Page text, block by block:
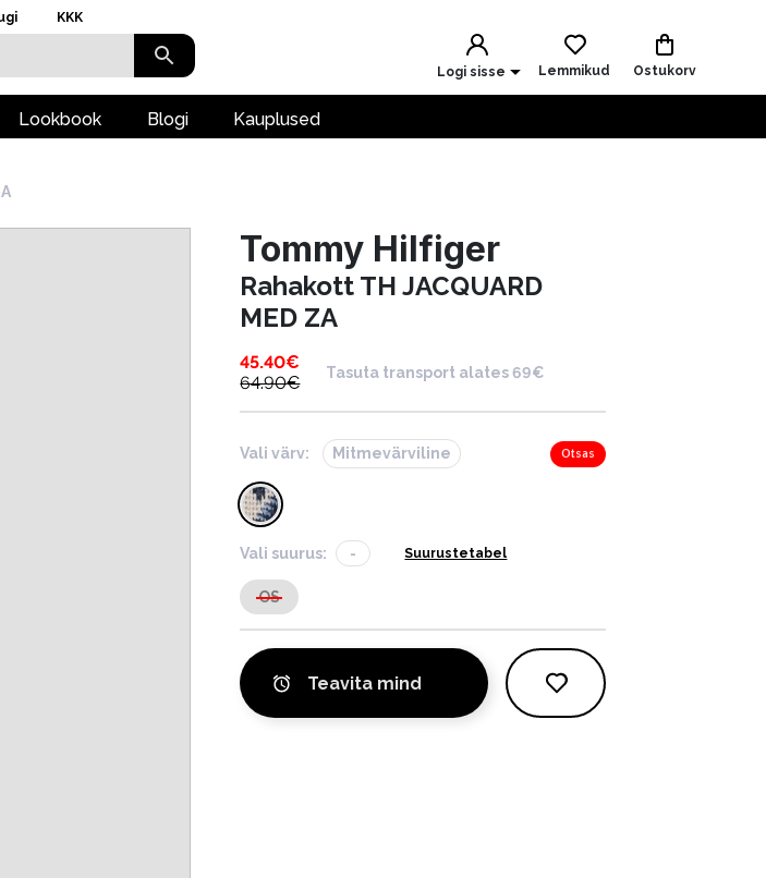
KKK
Logi sisse Lemmikud Ostukorv
Lookbook Blogi Kauplused
Tommy Hilfiger
Rahakott TH JACQUARD
MED ZA
45.40€
64.90€
Tasuta transport alates 69€
Vali värv: Mitmevärviline Otsas
Vali suurus: - Suurustetabel
OS
Teavita mind